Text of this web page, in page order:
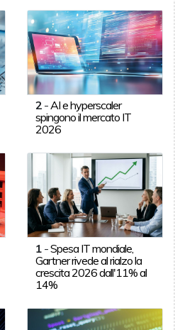
2 - AI e hyperscaler
spingono il mercato IT
2026
1 -Spesa IT mondiale,
Gartner rivede al rialzo la
crescita 2026 dall'11% al
14%